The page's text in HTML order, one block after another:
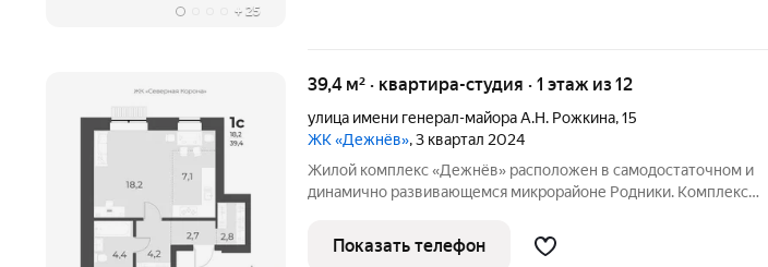
+ 25
39,4 м² · квартира-студия · 1 этаж из 12
улица имени генерал-майора А.Н. Рожкина,15
ЖК «Дежнёв», 3 квартал 2024
Жилой комплекс «Дежнёв» расположен в самодостаточном и
динамично развивающемся микрорайоне Родники. Комплекс
Домакорабли носами расходятся от центральной точки квартала,
образуя приватное
Показать телефон